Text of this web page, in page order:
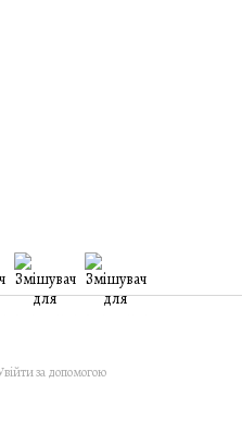
за допомогою